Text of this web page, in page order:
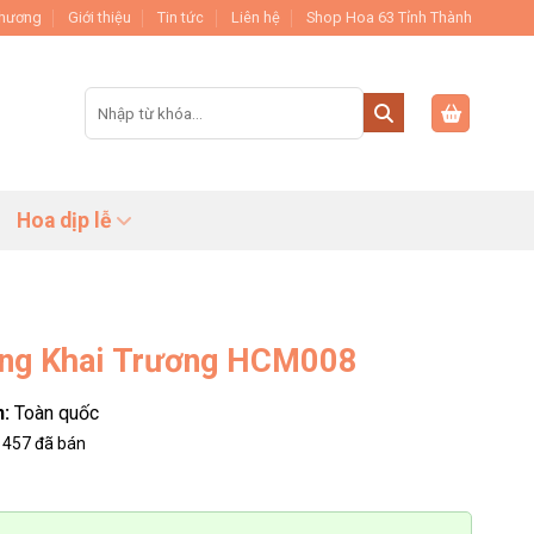
Giới thiệu Tin tức Liên hệ Shop Hoa 63 Tỉnh Thành
Tìm
kiếm:
Hoa dịp lễ
Khai Trương HCM008
Toàn quốc
457đã bán